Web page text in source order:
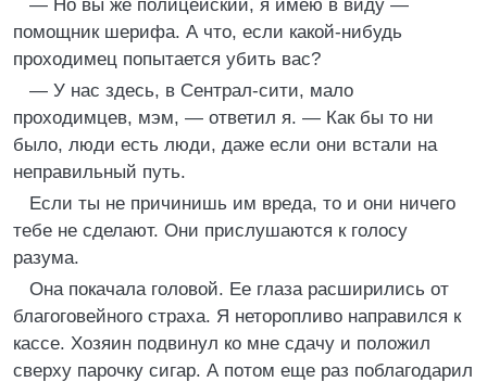
— Но вы же полицейский, я имею в виду —
помощник шерифа. А что, если какой-нибудь
проходимец попытается убить вас?
— У нас здесь, в Сентрал-сити, мало
проходимцев, мэм, — ответил я. — Как бы то ни
было, люди есть люди, даже если они встали на
неправильный путь.
Если ты не причинишь им вреда, то и они ничего
тебе не сделают. Они прислушаются к голосу
разума.
Она покачала головой. Ее глаза расширились от
благоговейного страха. Я неторопливо направился к
кассе. Хозяин подвинул ко мне сдачу и положил
сверху парочку сигар. А потом еще раз поблагодарил